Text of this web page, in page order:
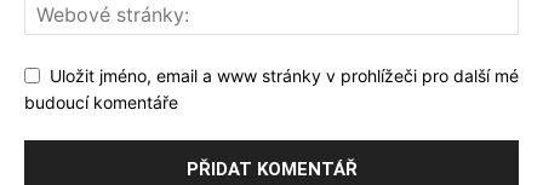
Uložit jméno, email a www stránky v prohlížeči pro další mé
budoucí komentáře